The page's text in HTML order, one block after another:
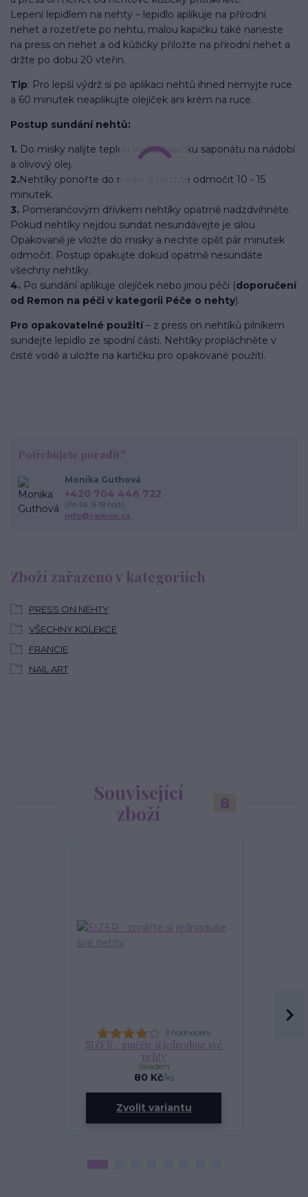
Lepení lepidlem na nehty – lepidlo aplikuje na přírodní
nehet a rozetřete po nehtu, malou kapičku také naneste
na press on nehet a od kůžičky přiložte na přírodní nehet a
držte po dobu 20 vteřin.
Tip: Pro lepší výdrž si po aplikaci nehtů ihned nemyjte ruce
a 60 minutek neaplikujte olejíček ani krém na ruce.
Postup sundání nehtů:
1. Do misky nalijte teplou vodu, kapičku saponátu na nádobí
a olivový olej.
2.Nehtíky ponořte do misky a nechte odmočit 10 - 15
minutek.
3. Pomerančovým dřívkem nehtíky opatrně nadzdvihněte.
Pokud nehtíky nejdou sundat nesundávejte je silou.
Opakovaně je vložte do misky a nechte opět pár minutek
odmočit. Postup opakujte dokud opatrně nesundáte
všechny nehtíky.
4. Po sundání aplikuje olejíček nebo jinou péči (doporučení
od Remon na péči v kategorii Péče o nehty).
Pro opakovatelné použití– z press on nehtíků pilníkem
sundejte lepidlo ze spodní části. Nehtíky propláchněte v
čisté vodě a uložte na kartičku pro opakované použití.
Zboží zařazeno v kategoriích
PRESS ON NEHTY
VŠECHNY KOLEKCE
FRANCIE
NAIL ART
Potřebujete poradit?
Monika Guthová
+420 704 446 722
(Po-Pá, 8-18 hod.)
info@remon.cz
Související
zboží
8
3 hodnocení
SIZER - změřte si jednoduše své
nehty
80 Kč/ks
Skladem
Zvolit variantu